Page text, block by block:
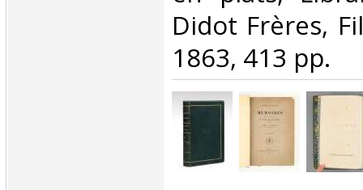
Didot Frères,
1863, 413 pp.‎